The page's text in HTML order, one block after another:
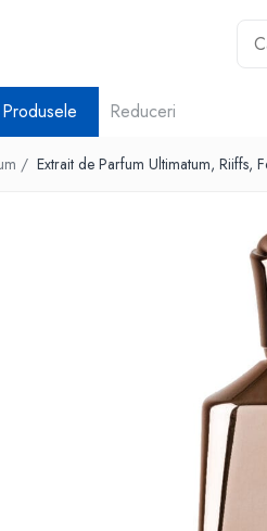
Reduceri
/ Extrait de Parfum Ultimatum, Riiffs,